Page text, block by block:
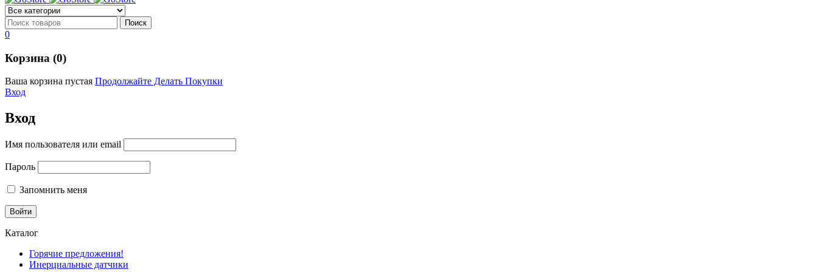
0
Корзина (0)
Ваша корзина пустая Продолжайте Делать Покупки
Вход
Вход
Имя пользователя или email
Пароль
Запомнить меня
Каталог
Горячие предложения!
Инерциальные датчики